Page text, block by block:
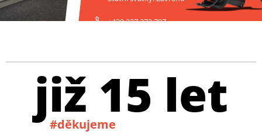
+420 227 272 797
již 15 let
#děkujeme